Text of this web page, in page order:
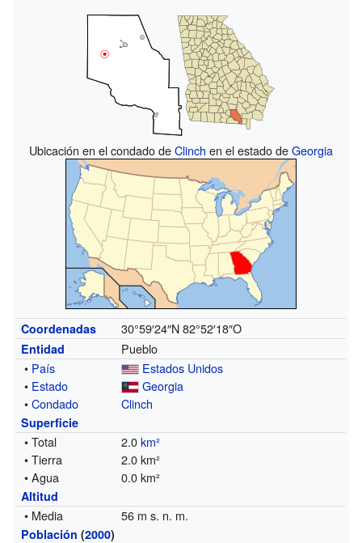
Ubicación en el condado deClinch en el estado deGeorgia
Coordenadas 30°59′24″N 82°52′18″O
Entidad
Pueblo
• País
Estados Unidos
• Estado
Georgia
•Condado Clinch
Superficie
• Total 2.0km²
• Tierra
2.0 km²
• Agua
0.0 km²
Altitud
• Media 56 m s. n. m.
Población (2000)